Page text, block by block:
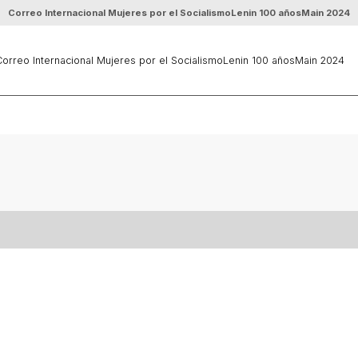
Correo Internacional Mujeres por el SocialismoLenin 100 añosMain 2024
Internacional Mujeres por el SocialismoLenin 100 añosMain 2024